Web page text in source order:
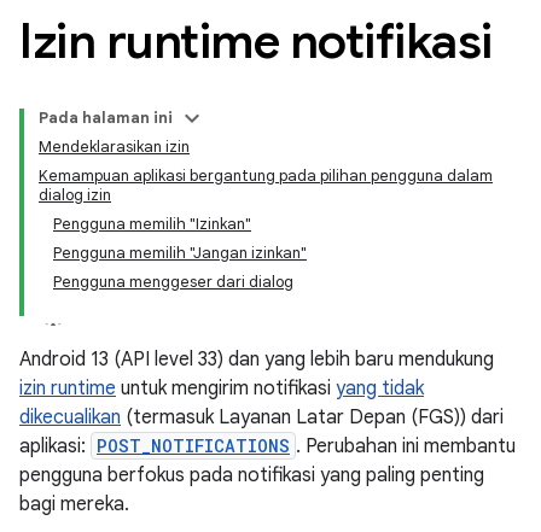
Izin runtime notifikasi
Pada halaman ini
Mendeklarasikan izin
Kemampuan aplikasi bergantung pada pilihan pengguna dalam
dialog izin
Pengguna memilih "Izinkan"
Pengguna memilih "Jangan izinkan"
Pengguna menggeser dari dialog
Android 13 (API level 33) dan yang lebih baru mendukung
izin runtime untuk mengirim notifikasi yang tidak
dikecualikan (termasuk Layanan Latar Depan (FGS)) dari
aplikasi: POST_NOTIFICATIONS . Perubahan ini membantu
pengguna berfokus pada notifikasi yang paling penting
bagi mereka.